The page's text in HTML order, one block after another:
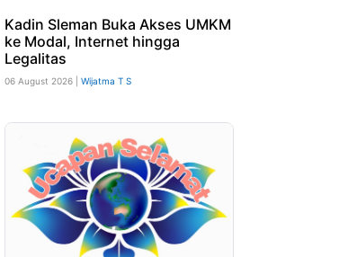
Kadin Sleman Buka Akses UMKM
ke Modal, Internet hingga
Legalitas
06 August 2026 | Wijatma T S